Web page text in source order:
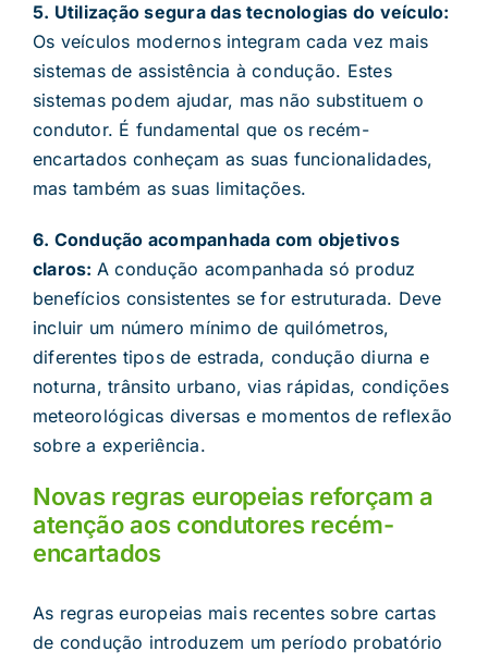
5. Utilização segura das tecnologias do veículo:
Os veículos modernos integram cada vez mais
sistemas de assistência à condução. Estes
sistemas podem ajudar, mas não substituem o
condutor. É fundamental que os recém-
encartados conheçam as suas funcionalidades,
mas também as suas limitações.
6. Condução acompanhada com objetivos
claros: A condução acompanhada só produz
benefícios consistentes se for estruturada. Deve
incluir um número mínimo de quilómetros,
diferentes tipos de estrada, condução diurna e
noturna, trânsito urbano, vias rápidas, condições
meteorológicas diversas e momentos de reflexão
sobre a experiência.
Novas regras europeias reforçam a
atenção aos condutores recém-
encartados
As regras europeias mais recentes sobre cartas
de condução introduzem um período probatório